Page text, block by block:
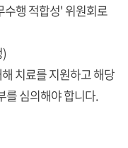
수행 적합성' 위원회로
치료를 지원하고 해당
를 심의해야 합니다.